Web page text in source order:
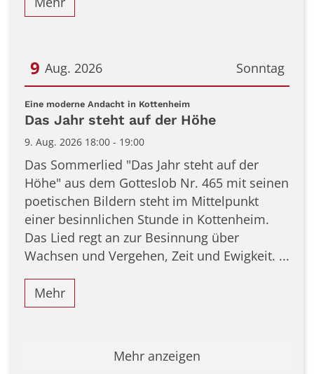
Sonntag
9 Aug. 2026
Datum: 9. August 2026
Eine moderne Andacht in Kottenheim:
Das Jahr steht auf der Höhe
9. Aug. 2026 18:00 - 19:00
Das Sommerlied "Das Jahr steht auf der
Höhe" aus dem Gotteslob Nr. 465 mit seinen
poetischen Bildern steht im Mittelpunkt
einer besinnlichen Stunde in Kottenheim.
Das Lied regt an zur Besinnung über
Wachsen und Vergehen, Zeit und Ewigkeit. ...
Mehr
Mehr anzeigen